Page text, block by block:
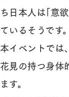
ち日本人は「意欲
ているそうです。
本イベントでは
花見の持つ身体
ます。